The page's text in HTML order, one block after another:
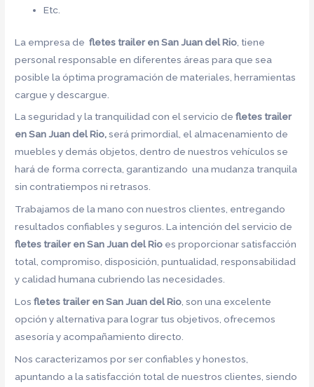
Etc.
La empresa defletes trailer en San Juan del Rio , tiene
personal responsable en diferentes áreas para que sea
posible la óptima programación de materiales, herramientas
cargue y descargue.
La seguridad y la tranquilidad con el servicio defletes trailer
en San Juan del Rio,será primordial, el almacenamiento de
muebles y demás objetos, dentro de nuestros vehículos se
hará de forma correcta, garantizando una mudanza tranquila
sin contratiempos ni retrasos.
Trabajamos de la mano con nuestros clientes, entregando
resultados confiables y seguros. La intención del servicio de
fletes trailer en San Juan del Rio es proporcionar satisfacción
total, compromiso, disposición, puntualidad, responsabilidad
y calidad humana cubriendo las necesidades.
Losfletes trailer en San Juan del Rio , son una excelente
opción y alternativa para lograr tus objetivos, ofrecemos
asesoría y acompañamiento directo.
Nos caracterizamos por ser confiables y honestos,
apuntando a la satisfacción total de nuestros clientes, siendo